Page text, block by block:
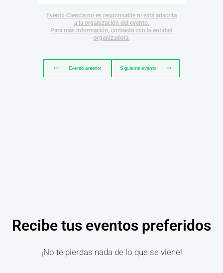
Evento Ciencia no es responsable ni está adscrita
a la organización del evento.
Para más información, contacta con la entidad
organizadora.
Evento anterior Siguiente evento
Recibe tus eventos preferidos
¡No te pierdas nada de lo que se viene!